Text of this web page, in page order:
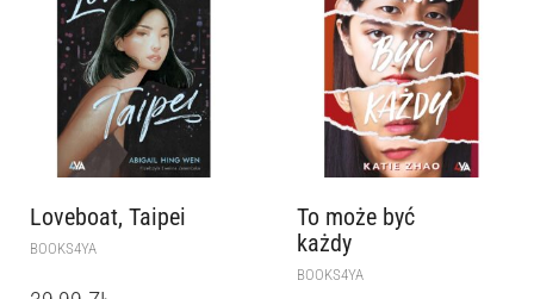
Loveboat, Taipei
BOOKS4YA
To może być
każdy
BOOKS4YA